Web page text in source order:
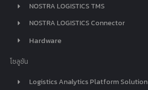
NOSTRA LOGISTICS TMS
NOSTRA LOGISTICS Connector
Hardware
โซลูชัน
Logistics Analytics Platform Solution